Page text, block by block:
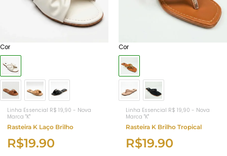
Cor
Linha Essencial R$ 19,90 - Nova
Marca "K"
Rasteira K Laço Brilho
R$19.90
Cor
Linha Essencial R$ 19,90 - Nova
Marca "K"
Rasteira K Brilho Tropical
R$19.90